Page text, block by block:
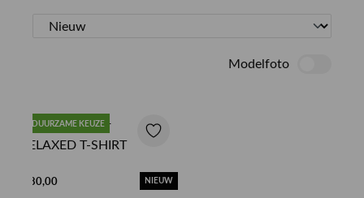
Modelfoto
DUURZAME KEUZE
CLOSED SHIRT
RELAXED T-SHIRT
€ 80,00 NIEUW